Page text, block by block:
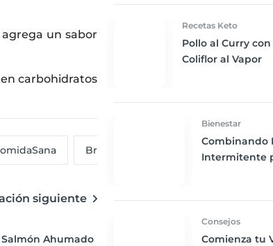
un sabor
carbohidratos
BrócoliYSalsaDeSoja
siguiente
Ahumado
Recetas Keto
Pollo al Curry con
Coliflor al Vapor
Bienestar
Combinando
Intermitente
Consejos
Comienza tu